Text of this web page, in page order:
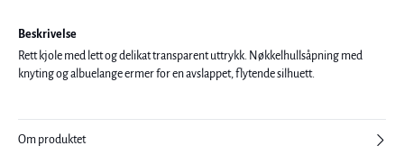
Beskrivelse
Rett kjole med lett og delikat transparent uttrykk. Nøkkelhullsåpning med
knyting og albuelange ermer for en avslappet, flytende silhuett.
Om produktet